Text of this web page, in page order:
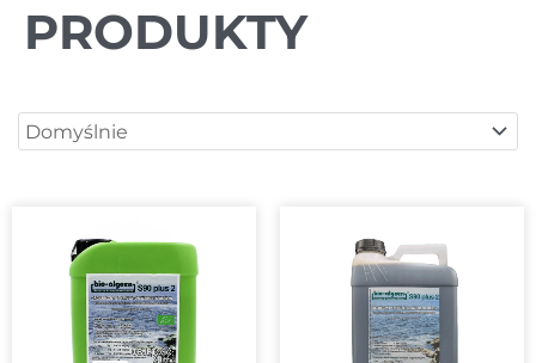
PRODUKTY
Sort Products